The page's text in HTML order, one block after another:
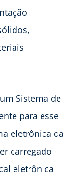
Sistema de
para esse
eletrônica da
carregado
eletrônica